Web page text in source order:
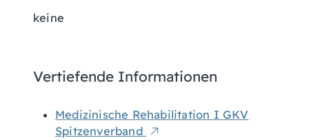
keine
Vertiefende Informationen
Medizinische Rehabilitation I GKV
Spitzenverband